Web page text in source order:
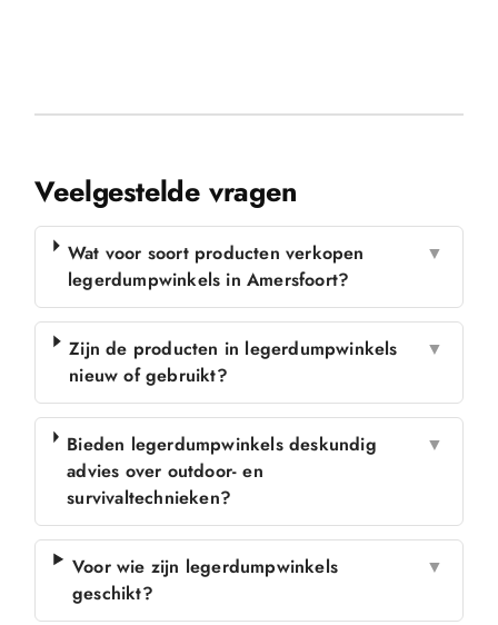
Veelgestelde vragen
Wat voor soort producten verkopen
legerdumpwinkels in Amersfoort?
▼
Zijn de producten in legerdumpwinkels
nieuw of gebruikt?
▼
Bieden legerdumpwinkels deskundig
advies over outdoor- en
survivaltechnieken?
▼
Voor wie zijn legerdumpwinkels
geschikt?
▼